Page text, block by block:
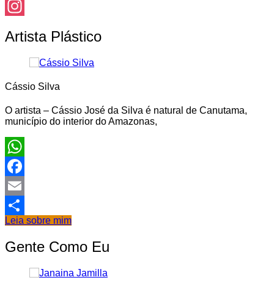
Facebook
Artista Plástico
Cássio Silva
O artista – Cássio José da Silva é natural de Canutama,
município do interior do Amazonas,
WhatsApp
Facebook
Email
Share
Leia sobre mim
Gente Como Eu